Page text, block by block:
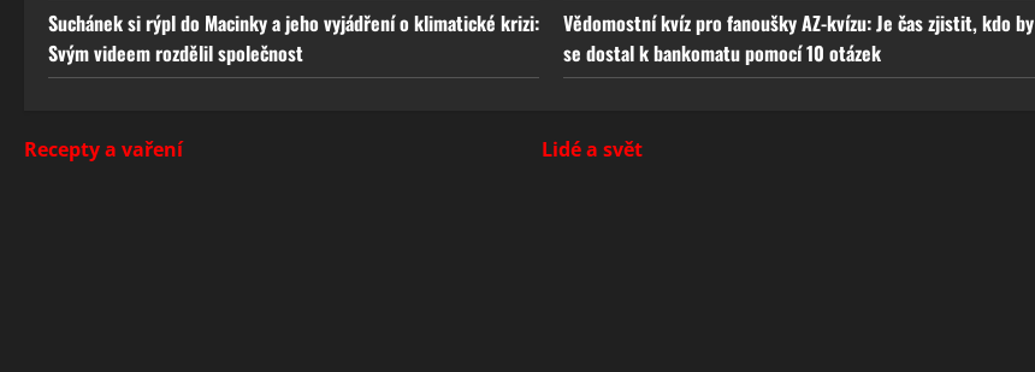
Suchánek si rýpl do Macinky a jeho vyjádření o klimatické krizi:
Svým videem rozdělil společnost
Vědomostní kvíz pro fanoušky AZ-kvízu: Je čas zjistit, kdo by
se dostal k bankomatu pomocí 10 otázek
Recepty a vaření
Lidé a svět